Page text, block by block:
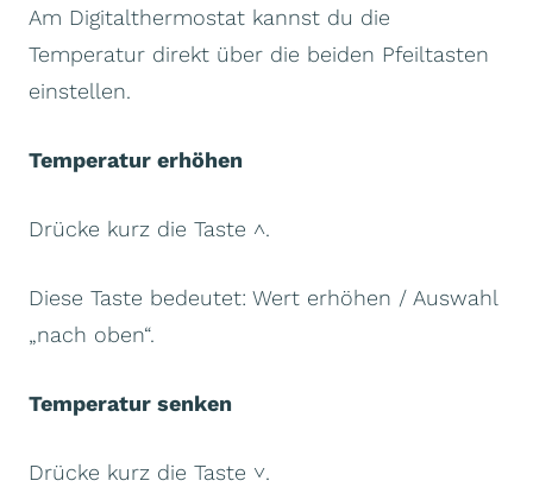
Am Digitalthermostat kannst du die
Temperatur direkt über die beiden Pfeiltasten
einstellen.
Temperatur erhöhen
Drücke kurz die Taste ˄.
Diese Taste bedeutet: Wert erhöhen / Auswahl
„nach oben“.
Temperatur senken
Drücke kurz die Taste ˅.